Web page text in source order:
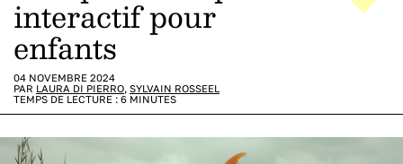
interactif pour
enfants
04 NOVEMBRE 2024
PAR LAURA DI PIERRO, SYLVAIN ROSSEEL
TEMPS DE LECTURE : 6 MINUTES